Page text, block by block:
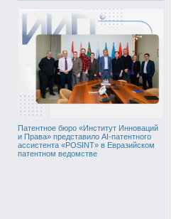
Патентное бюро «Институт Инноваций
и Права» представило AI-патентного
ассистента «POSINT» в Евразийском
патентном ведомстве